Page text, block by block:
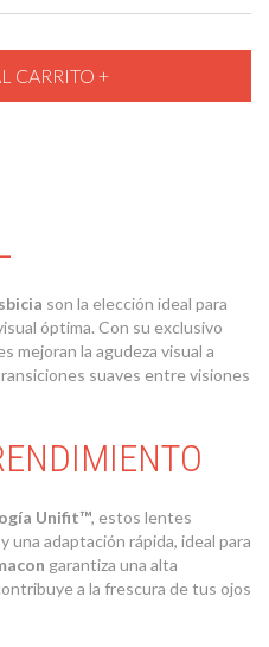
son la elección ideal para
óptima. Con su exclusivo
mejoran la agudeza visual a
suaves entre visiones
Unifit™, estos lentes
adaptación rápida, ideal para
garantiza una alta
a la frescura de tus ojos